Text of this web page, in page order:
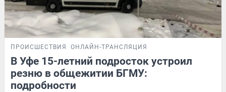
ПРОИСШЕСТВИЯ ОНЛАЙН-ТРАНСЛЯЦИЯ
В Уфе 15-летний подросток устроил
резню в общежитии БГМУ:
подробности